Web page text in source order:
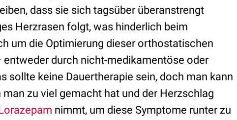
dass sie sich tagsüber überanstrengt
Herzrasen folgt, was hinderlich beim
um die Optimierung dieser orthostatischen
durch nicht-medikamentöse oder
sollte keine Dauertherapie sein, doch man kann
zu viel gemacht hat und der Herzschlag
nimmt, um diese Symptome runter zu